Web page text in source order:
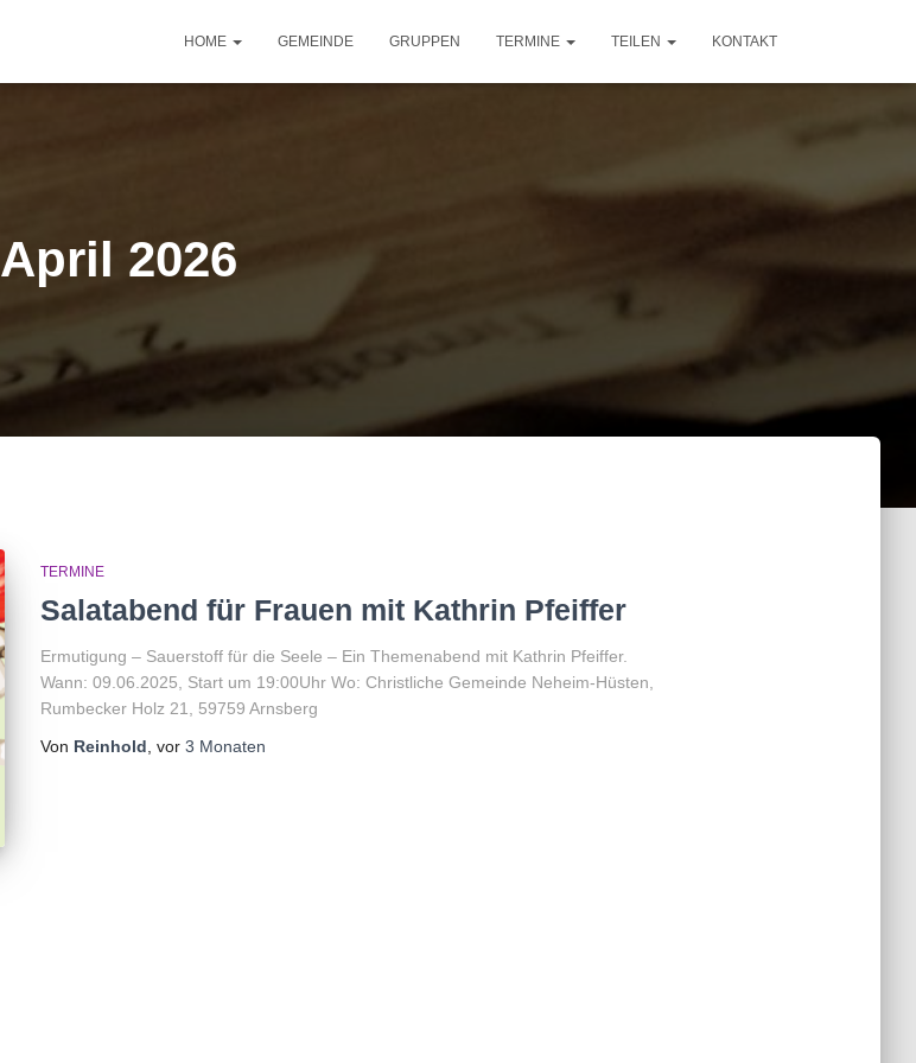
HOME GEMEINDE GRUPPEN TERMINE TEILEN KONTAKT
April 2026
TERMINE
Salatabend für Frauen mit Kathrin Pfeiffer
Ermutigung – Sauerstoff für die Seele – Ein Themenabend mit Kathrin Pfeiffer.
Wann: 09.06.2025, Start um 19:00Uhr Wo: Christliche Gemeinde Neheim-Hüsten,
Rumbecker Holz 21, 59759 Arnsberg
Von Reinhold , vor 3 Monaten